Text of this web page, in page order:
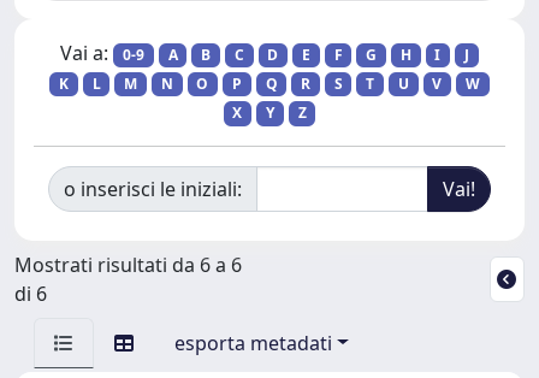
Vai a: 0-9 A B C D E F G H I
J
K
L M N O P Q R S T U V
W
X
Y Z
o inserisci le iniziali:
Mostrati risultati da 6 a 6
di 6
esporta metadati